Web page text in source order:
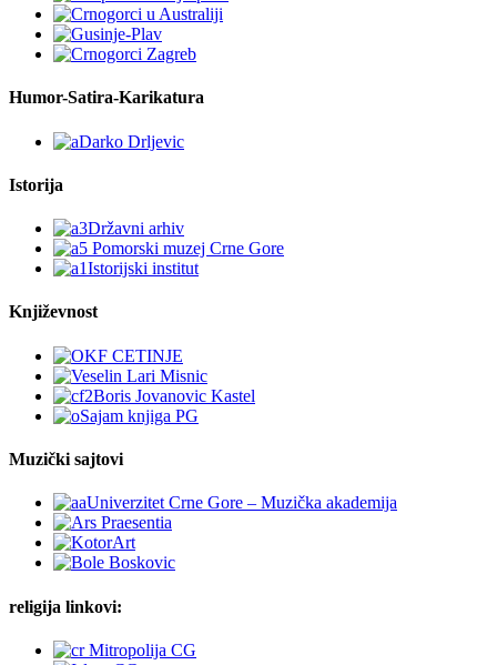
Humor-Satira-Karikatura
Istorija
Književnost
Muzički sajtovi
religija linkovi: